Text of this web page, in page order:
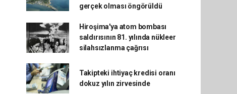
gerçek olması öngörüldü
Hiroşima'ya atom bombası
saldırısının 81. yılında nükleer
silahsızlanma çağrısı
Takipteki ihtiyaç kredisi oranı
dokuz yılın zirvesinde